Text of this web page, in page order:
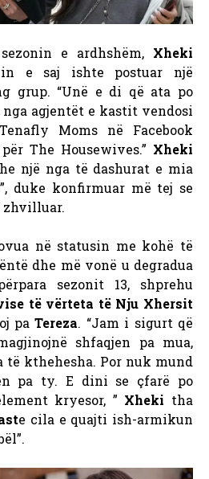
e ardhshëm, Xheki
e saj ishte postuar një
grup. “Unë e di që ata po
agjentët e kastit vendosi
Moms në Facebook
The Housewives.” Xheki
një nga të dashurat e mia
duke konfirmuar më tej se
zhvilluar.
në statusin me kohë të
dhe më vonë u degradua
sezonit 13, shprehu
të vërteta të Nju Xhersit
paTereza. “Jam i sigurt që
shfaqjen pa mua,
të kthehesha. Por nuk mund
pa ty. E dini se çfarë po
kryesor, ” Xheki tha
e cila e quajti ish-armikun